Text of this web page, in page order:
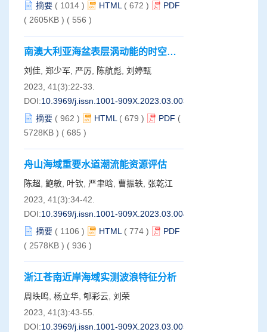
摘要 ( 1014 ) HTML ( 672 )
PDF
( 2605KB ) ( 556 )
南澳大利亚海盆表层涡动能的时空特
征研究
刘佳, 郑少军, 严厉, 陈航彪, 刘婷甄
2023, 41(3):22-33.
DOI:10.3969/j.issn.1001-909X.2023.03.003
摘要 ( 962 ) HTML ( 679 ) PDF (
5728KB ) ( 685 )
舟山海域重要水道潮流能资源评估
陈超, 鲍敏, 叶钦, 严聿晗, 曹振轶, 张乾江
2023, 41(3):34-42.
DOI:10.3969/j.issn.1001-909X.2023.03.004
摘要 ( 1106 ) HTML ( 774 )
PDF
( 2578KB ) ( 936 )
浙江苍南近岸海域实测波浪特征分析
周昳鸣, 杨立华, 郇彩云, 刘荣
2023, 41(3):43-55.
DOI:10.3969/j.issn.1001-909X.2023.03.005